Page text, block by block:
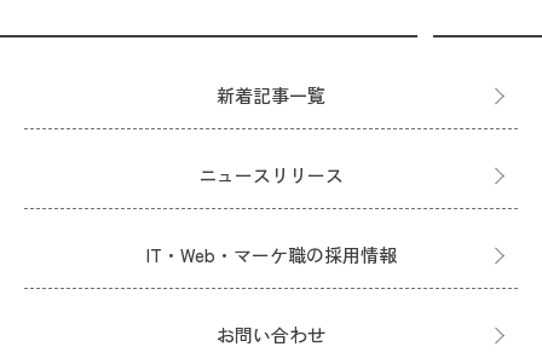
新着記事一覧
ニュースリリース
IT・Web・マーケ職の採用情報
お問い合わせ